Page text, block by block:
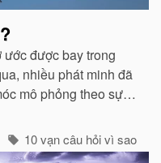
được bay trong
nhiều phát minh đã
mô phỏng theo sự
10 vạn câu hỏi vì sao